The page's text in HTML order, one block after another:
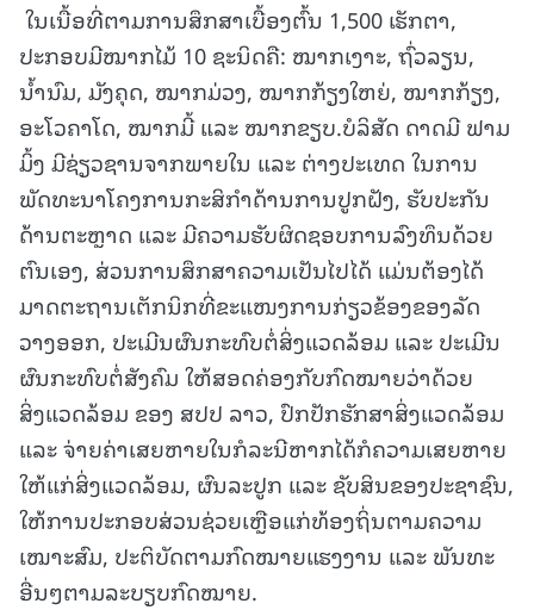
ໃນເນື້ອທີ່ຕາມການສຶກສາເບື້ອງຕົ້ນ 1,500 ເຮັກຕາ,
ປະກອບມີໝາກໄມ້ 10 ຊະນິດຄື: ໝາກເງາະ, ຖົ່ວລຽນ,
ນໍ້ານົມ, ມັງຄຸດ, ໝາກມ່ວງ, ໝາກກ້ຽງໃຫຍ່, ໝາກກ້ຽງ,
ອະໂວຄາໂດ, ໝາກມີ້ ແລະ ໝາກຂຽບ.ບໍລິສັດ ດາດມີ ຟາມ
ມິ້ງ ມີຊ່ຽວຊານຈາກພາຍໃນ ແລະ ຕ່າງປະເທດ ໃນການ
ພັດທະນາໂຄງການກະສິກໍາດ້ານການປູກຝັງ, ຮັບປະກັນ
ດ້ານຕະຫຼາດ ແລະ ມີຄວາມຮັບຜິດຊອບການລົງທຶນດ້ວຍ
ຕົນເອງ, ສ່ວນການສຶກສາຄວາມເປັນໄປໄດ້ ແມ່ນຕ້ອງໄດ້
ມາດຕະຖານເຕັກນິກທີ່ຂະແໜງການກ່ຽວຂ້ອງຂອງລັດ
ວາງອອກ, ປະເມີນຜົນກະທົບຕໍ່ສິ່ງແວດລ້ອມ ແລະ ປະເມີນ
ຜົນກະທົບຕໍ່ສັງຄົມ ໃຫ້ສອດຄ່ອງກັບກົດໝາຍວ່າດ້ວຍ
ສິ່ງແວດລ້ອມ ຂອງ ສປປ ລາວ, ປົກປັກຮັກສາສິ່ງແວດລ້ອມ
ແລະ ຈ່າຍຄ່າເສຍຫາຍໃນກໍລະນີຫາກໄດ້ກໍຄວາມເສຍຫາຍ
ໃຫ້ແກ່ສິ່ງແວດລ້ອມ, ຜົນລະປູກ ແລະ ຊັບສິນຂອງປະຊາຊົນ,
ໃຫ້ການປະກອບສ່ວນຊ່ວຍເຫຼືອແກ່ທ້ອງຖິ່ນຕາມຄວາມ
ເໝາະສົມ, ປະຕິບັດຕາມກົດໝາຍແຮງງານ ແລະ ພັນທະ
ອື່ນໆຕາມລະບຽບກົດໝາຍ.